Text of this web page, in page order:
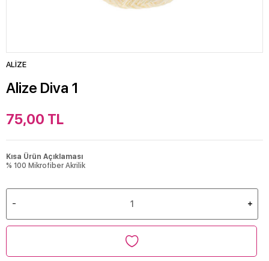
ALİZE
Alize Diva 1
75,00 TL
Kısa Ürün Açıklaması
% 100 Mikrofiber Akrilik